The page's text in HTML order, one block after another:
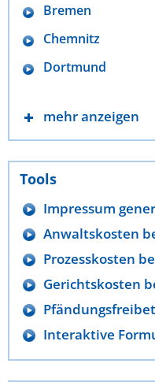
Bremen
Chemnitz
Dortmund
mehr anzeigen
Tools
Impressum
Anwaltskosten
Prozesskosten
Gerichtskosten
Interaktive